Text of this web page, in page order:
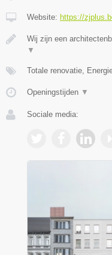
Website: https://
Wij zijn een
▼
Totale renovatie,
Openingstijden ▼
Sociale media: